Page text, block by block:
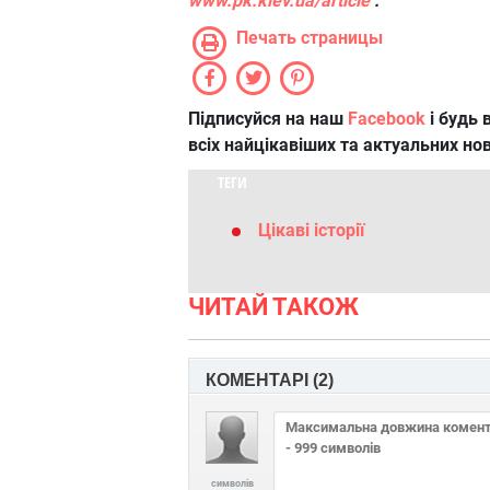
Печать страницы
Підписуйся на наш Facebook і будь
всіх найцікавіших та актуальних
ТЕГИ
Цікаві історії
ЧИТАЙ ТАКОЖ
КОМЕНТАРІ (2)
символів